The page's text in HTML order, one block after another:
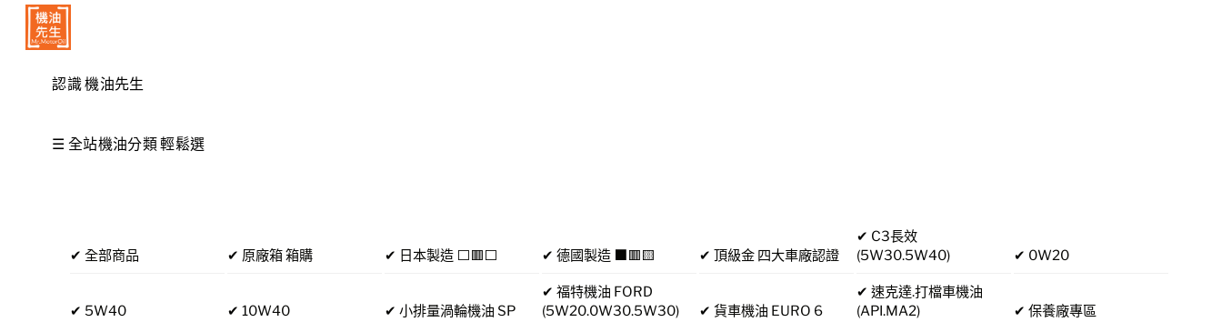
SkipMenu
認識 機油先生
☰ 全站機油分類 輕鬆選
✔ 全部商品 ✔ 原廠箱 箱購 ✔ 日本製造 ⬜🟥⬜ ✔ 德國製造 ⬛🟥🟨 ✔ 頂級金 四大車廠認證
✔ C3長效
(5W30.5W40)
✔ 0W20
✔ 5W40 ✔ 10W40 ✔ 小排量渦輪機油 SP
✔ 福特機油 FORD
(5W20.0W30.5W30)
✔ 貨車機油 EURO 6
✔ 速克達.打檔車機油
(API.MA2)
✔ 保養廠專區